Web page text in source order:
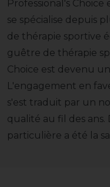
Professional's
se spécialise depuis
de thérapie sportive
guêtre de thérapie
Choice est devenu
L'engagement en
s'est traduit par un
qualité au fil des
particulière a été la